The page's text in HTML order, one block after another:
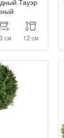
Тауэр
см 12 см